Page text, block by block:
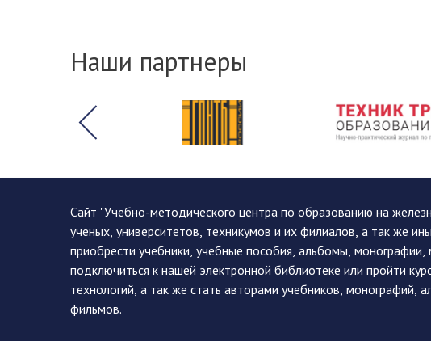
Наши партнеры
Сайт "Учебно-методического центра по образованию на
ученых, университетов, техникумов и их филиалов, а так же
приобрести учебники, учебные пособия, альбомы,
подключиться к нашей электронной библиотеке или пройти
технологий, а так же стать авторами учебников,
фильмов.